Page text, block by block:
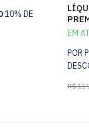
10% DE
EM
POR
R$